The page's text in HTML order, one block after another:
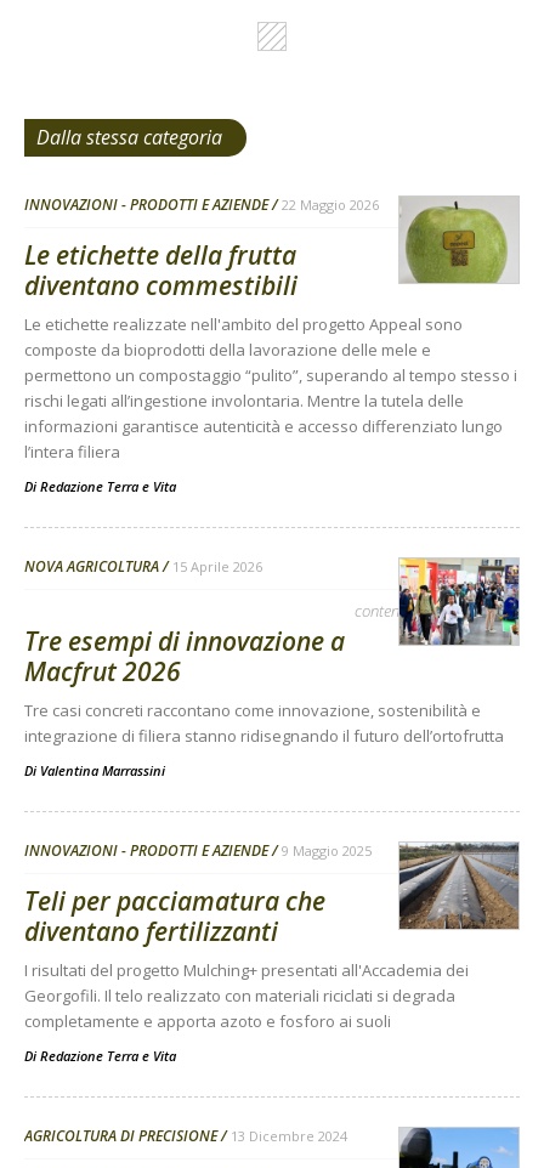
Dalla stessa categoria
INNOVAZIONI - PRODOTTI E AZIENDE 22 Maggio 2026
Le etichette della frutta
diventano commestibili
Le etichette realizzate nell'ambito del progetto Appeal sono
composte da bioprodotti della lavorazione delle mele e
permettono un compostaggio “pulito”, superando al tempo stesso i
rischi legati all’ingestione involontaria. Mentre la tutela delle
informazioni garantisce autenticità e accesso differenziato lungo
l’intera filiera
Di Redazione Terra e Vita
NOVA AGRICOLTURA 15 Aprile 2026
contenuto sponsorizzato
Tre esempi di innovazione a
Macfrut 2026
Tre casi concreti raccontano come innovazione, sostenibilità e
integrazione di filiera stanno ridisegnando il futuro dell’ortofrutta
Di Valentina Marrassini
INNOVAZIONI - PRODOTTI E AZIENDE 9 Maggio 2025
Teli per pacciamatura che
diventano fertilizzanti
I risultati del progetto Mulching+ presentati all'Accademia dei
Georgofili. Il telo realizzato con materiali riciclati si degrada
completamente e apporta azoto e fosforo ai suoli
Di Redazione Terra e Vita
AGRICOLTURA DI PRECISIONE 13 Dicembre 2024